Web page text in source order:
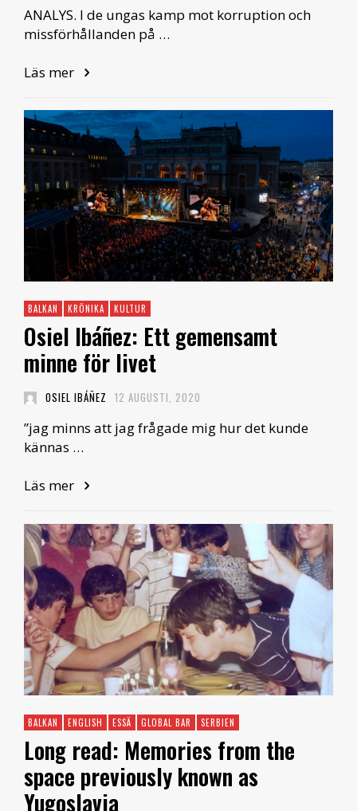
ANALYS. I de ungas kamp mot korruption och
missförhållanden på …
Läs mer
BALKAN KRÖNIKA KULTUR
Osiel Ibáñez: Ett gemensamt
minne för livet
OSIEL IBÁÑEZ 12 AUGUSTI, 2020
”jag minns att jag frågade mig hur det kunde
kännas …
Läs mer
BALKAN ENGLISH ESSÄ GLOBAL BAR SERBIEN
Long read: Memories from the
space previously known as
Yugoslavia